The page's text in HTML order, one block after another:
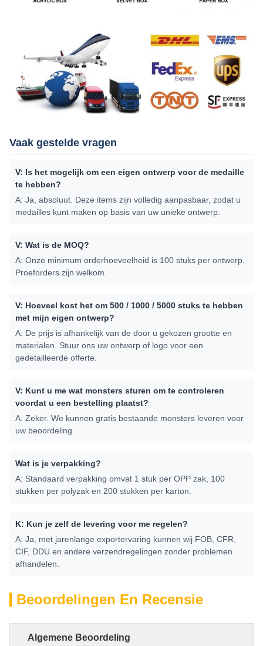
Vaak gestelde vragen
V: Is het mogelijk om een eigen ontwerp voor de medaille
te hebben?
A: Ja, absoluut. Deze items zijn volledig aanpasbaar, zodat u
medailles kunt maken op basis van uw unieke ontwerp.
V: Wat is de MOQ?
A: Onze minimum orderhoeveelheid is 100 stuks per ontwerp.
Proeforders zijn welkom.
V: Hoeveel kost het om 500 / 1000 / 5000 stuks te hebben
met mijn eigen ontwerp?
A: De prijs is afhankelijk van de door u gekozen grootte en
materialen. Stuur ons uw ontwerp of logo voor een
gedetailleerde offerte.
V: Kunt u me wat monsters sturen om te controleren
voordat u een bestelling plaatst?
A: Zeker. We kunnen gratis bestaande monsters leveren voor
uw beoordeling.
Wat is je verpakking?
A: Standaard verpakking omvat 1 stuk per OPP zak, 100
stukken per polyzak en 200 stukken per karton.
K: Kun je zelf de levering voor me regelen?
A: Ja, met jarenlange exportervaring kunnen wij FOB, CFR,
CIF, DDU en andere verzendregelingen zonder problemen
afhandelen.
Beoordelingen En Recensie
Algemene Beoordeling